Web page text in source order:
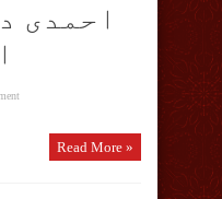
احمدی
Read More »